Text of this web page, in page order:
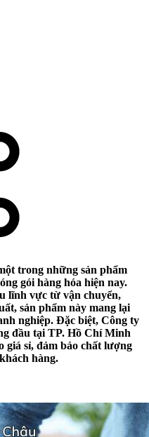
trong những sản phẩm
gói hàng hóa hiện nay.
lĩnh vực từ vận chuyển,
sản phẩm này mang lại
nghiệp. Đặc biệt, Công ty
đầu tại TP. Hồ Chí Minh
giá sỉ, đảm bảo chất lượng
hàng.